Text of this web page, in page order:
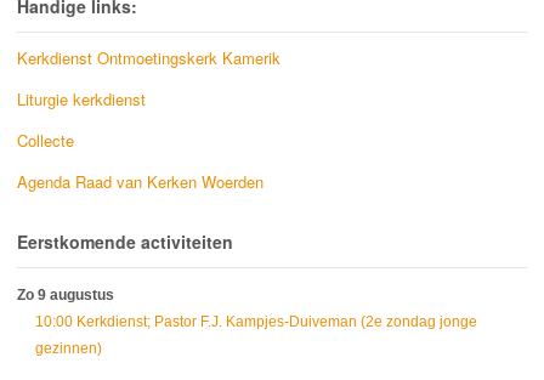
Handige links:
Kerkdienst Ontmoetingskerk Kamerik
Liturgie kerkdienst
Collecte
Agenda Raad van Kerken Woerden
Eerstkomende activiteiten
Zo 9 augustus
10:00 Kerkdienst; Pastor F.J. Kampjes-Duiveman (2e zondag jonge
gezinnen)